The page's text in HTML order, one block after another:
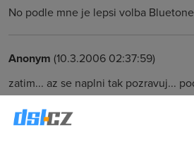
No podle mne je lepsi volba
Anonym (10.3.2006 02:37:59)
zatim... az se naplni tak pozravuj...
museli navysit do NIXu na 10Gb
operator nema :-))) A vsadil bych se